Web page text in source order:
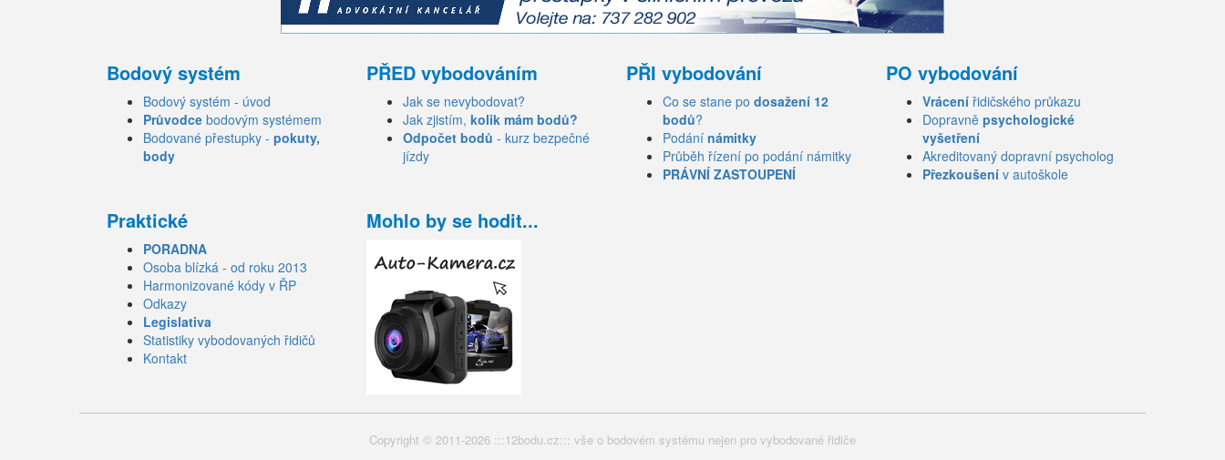
Bodový systém
Bodový systém - úvod
Průvodce bodovým systémem
Bodované přestupky - pokuty,
body
PŘED vybodováním
Jak se nevybodovat?
Jak zjistím, kolik mám bodů?
Odpočet bodů - kurz bezpečné
jízdy
PŘI vybodování
Co se stane po dosažení 12
bodů?
Podání námitky
Průběh řízení po podání námitky
PRÁVNÍ ZASTOUPENÍ
PO vybodování
Vrácení řidičského průkazu
Dopravně psychologické
vyšetření
Akreditovaný dopravní psycholog
Přezkoušení v autoškole
Praktické
PORADNA
Osoba blízká - od roku 2013
Harmonizované kódy v ŘP
Odkazy
Legislativa
Statistiky vybodovaných řidičů
Kontakt
Mohlo by se hodit...
Copyright © 2011-2026 :::12bodu.cz::: vše o bodovém systému nejen pro vybodované řidiče